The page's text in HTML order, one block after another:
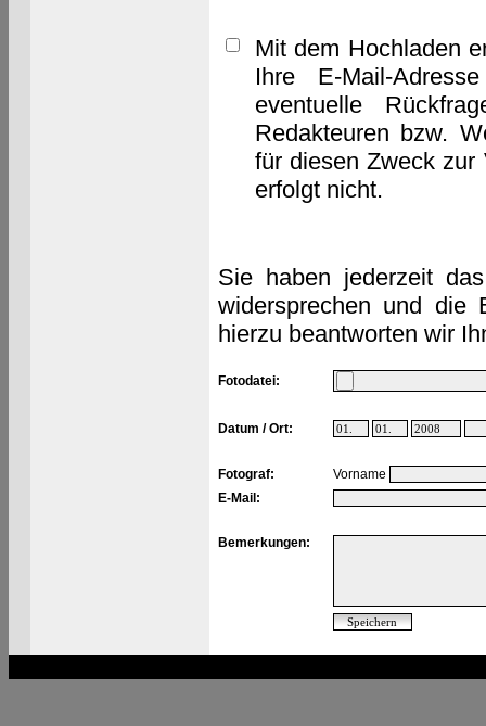
Mit dem Hochladen
Ihre E-Mail-
eventuelle
Redakteuren bzw.
für diesen Zweck zur
erfolgt nicht.
Sie haben jederzeit
widersprechen und die
hierzu beantworten wir
Fotodatei:
Datum / Ort:
Fotograf:
Vorname
E-Mail:
Bemerkungen: